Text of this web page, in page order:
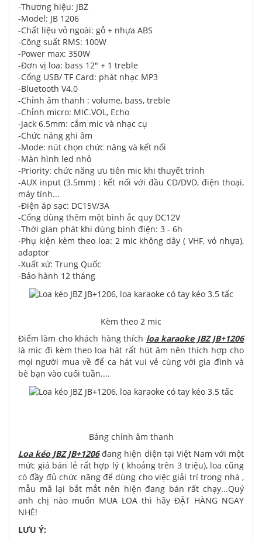
-Thương hiệu: JBZ
-Model: JB 1206
-Chất liệu vỏ ngoài: gỗ + nhựa ABS
-Công suất RMS: 100W
-Power max: 350W
-Đơn vị loa: bass 12" + 1 treble
-Cổng USB/ TF Card: phát nhạc MP3
-Bluetooth V4.0
-Chỉnh âm thanh : volume, bass, treble
-Chỉnh micro: MIC.VOL, Echo
-Jack 6.5mm: cắm mic và nhạc cụ
-Chức năng ghi âm
-Mode: nút chọn chức năng và kết nối
-Màn hình led nhỏ
-Priority: chức năng ưu tiên mic khi thuyết trình
-AUX input (3.5mm) : kết nối với đầu CD/DVD, điện thoại,
máy tính...
-Điện áp sạc: DC15V/3A
-Cổng dùng thêm một bình ắc quy DC12V
-Thời gian phát khi dùng bình điện: 3 - 6h
-Phụ kiện kèm theo loa: 2 mic không dây ( VHF, vỏ nhựa),
adaptor
-Xuất xứ: Trung Quốc
-Bảo hành 12 tháng
Kèm theo 2 mic
Điểm làm cho khách hàng thích loa karaoke JBZ JB+1206
là mic đi kèm theo loa hát rất hút âm nên thích hợp cho
mọi người mua về để ca hát vui vẻ cùng với gia đình và
bè bạn vào cuối tuần....
Bảng chỉnh âm thanh
Loa kéo JBZ JB+1206đang hiện diện tại Việt Nam với một
mức giá bán lẻ rất hợp lý ( khoảng trên 3 triệu), loa cũng
có đầy đủ chức năng để dùng cho việc giải trí trong nhà ,
mẫu mã lại bắt mắt nên hiện đang bán rất chạy...Quý
anh chị nào muốn MUA LOA thì hãy ĐẶT HÀNG NGAY
NHÉ!
LƯU Ý: